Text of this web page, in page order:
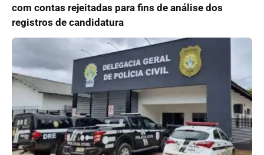
com contas rejeitadas para fins de análise dos
registros de candidatura